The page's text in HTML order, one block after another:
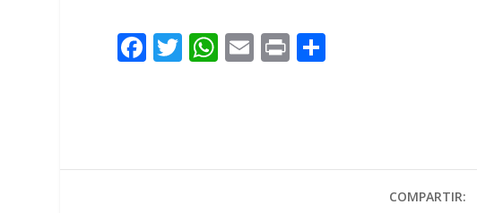
F
ac
o
T
w
W
h
A
E
m
Pr
in
ar
COMPARTIR: